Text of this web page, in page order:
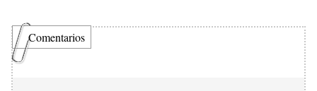
Comentarios